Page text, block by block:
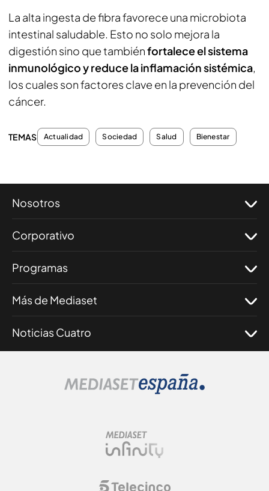
La alta ingesta de fibra favorece una microbiota
intestinal saludable. Esto no solo mejora la
digestión sino que tambiénfortalece el sistema
inmunológico y reduce la inflamación sistémica,
los cuales son factores clave en la prevención del
cáncer.
TEMAS Actualidad Sociedad Salud Bienestar
Nosotros
Corporativo
Programas
Más de Mediaset
Noticias Cuatro